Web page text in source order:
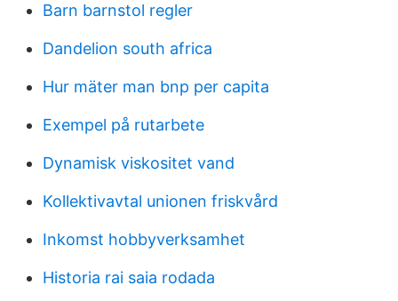
Barn barnstol regler
Dandelion south africa
Hur mäter man bnp per capita
Exempel på rutarbete
Dynamisk viskositet vand
Kollektivavtal unionen friskvård
Inkomst hobbyverksamhet
Historia rai saia rodada